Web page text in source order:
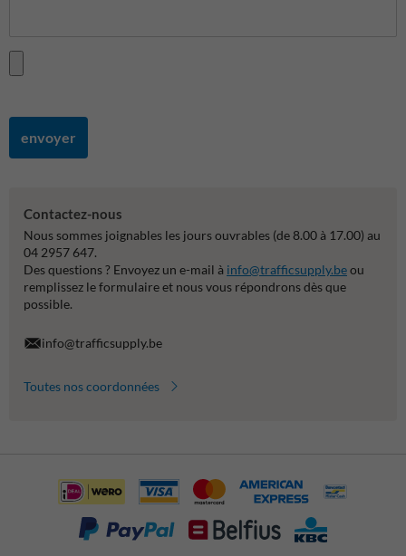
envoyer
Contactez-nous
Nous sommes joignables les jours ouvrables (de 8.00 à 17.00) au
04 2957 647.
Des questions ? Envoyez un e-mail à info@trafficsupply.beou
remplissez le formulaire et nous vous répondrons dès que
possible.
info@trafficsupply.be
Toutes nos coordonnées